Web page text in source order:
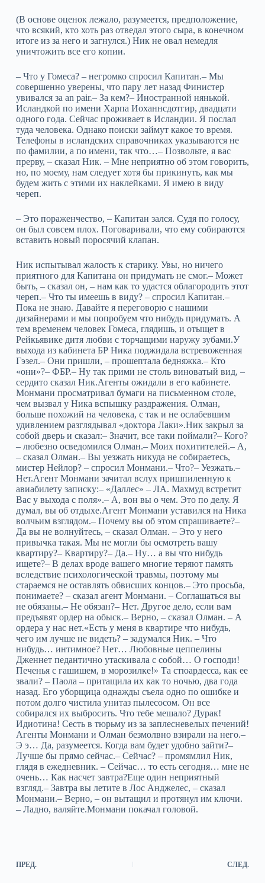
(В основе оценок лежало, разумеется, предположение,
что всякий, кто хоть раз отведал этого сыра, в конечном
итоге из за него и загнулся.) Ник не овал немедля
уничтожить все его копии.
– Что у Гомеса? – негромко спросил Капитан.– Мы
совершенно уверены, что пару лет назад Финистер
увивался за an pair.– За кем?– Иностранной нянькой.
Исландкой по имени Харпа Иоханнсдотгир, двадцати
одного года. Сейчас проживает в Исландии. Я послал
туда человека. Однако поиски займут какое то время.
Телефоны в исландских справочниках указываются не
по фамилии, а по имени, так что…– Позвольте, я вас
прерву, – сказал Ник. – Мне неприятно об этом говорить,
но, по моему, нам следует хотя бы прикинуть, как мы
будем жить с этими их наклейками. Я имею в виду
череп.
– Это пораженчество, – Капитан зался. Судя по голосу,
он был совсем плох. Поговаривали, что ему собираются
вставить новый поросячий клапан.
Ник испытывал жалость к старику. Увы, но ничего
приятного для Капитана он придумать не смог.– Может
быть, – сказал он, – нам как то удастся облагородить этот
череп.– Что ты имеешь в виду? – спросил Капитан.–
Пока не знаю. Давайте я переговорю с нашими
дизайнерами и мы попробуем что нибудь придумать. А
тем временем человек Гомеса, глядишь, и отыщет в
Рейкьявике дитя любви с торчащими наружу зубами.У
выхода из кабинета БР Ника поджидала встревоженная
Гэзел.– Они пришли, – прошептала бедняжка.– Кто
«они»?– ФБР.– Ну так прими не столь виноватый вид, –
сердито сказал Ник.Агенты ожидали в его кабинете.
Монмани просматривал бумаги на письменном столе,
чем вызвал у Ника вспышку раздражения. Олман,
больше похожий на человека, с так и не ослабевшим
удивлением разглядывал «доктора Лаки».Ник закрыл за
собой дверь и сказал:– Значит, все таки поймали?– Кого?
– любезно осведомился Олман.– Моих похитителей.– А,
– сказал Олман.– Вы уезжать никуда не собираетесь,
мистер Нейлор? – спросил Монмани.– Что?– Уезжать.–
Нет.Агент Монмани зачитал вслух пришпиленную к
авиабилету записку:– «Даллес» – ЛА. Махмуд встретит
Вас у выхода с поля».– А, вон вы о чем. Это по делу. Я
думал, вы об отдыхе.Агент Монмани уставился на Ника
волчьим взглядом.– Почему вы об этом спрашиваете?–
Да вы не волнуйтесь, – сказал Олман. – Это у него
привычка такая. Мы не могли бы осмотреть вашу
квартиру?– Квартиру?– Да.– Ну… а вы что нибудь
ищете?– В делах вроде вашего многие теряют память
вследствие психологической травмы, поэтому мы
стараемся не оставлять обвисших концов.– Это просьба,
понимаете? – сказал агент Монмани. – Соглашаться вы
не обязаны.– Не обязан?– Нет. Другое дело, если вам
предъявят ордер на обыск.– Верно, – сказал Олман. – А
ордера у нас нет.«Есть у меня в квартире что нибудь,
чего им лучше не видеть? – задумался Ник. – Что
нибудь… интимное? Нет… Любовные цеппелины
Дженнет педантично утаскивала с собой… О господи!
Печенья с гашишем, в морозилке!» Та стюардесса, как ее
звали? – Паола – притащила их как то ночью, два года
назад. Его уборщица однажды съела одно по ошибке и
потом долго чистила унитаз пылесосом. Он все
собирался их выбросить. Что тебе мешало? Дурак!
Идиотина! Сесть в тюрьму из за заплесневелых печений!
Агенты Монмани и Олман безмолвно взирали на него.–
Э э… Да, разумеется. Когда вам будет удобно зайти?–
Лучше бы прямо сейчас.– Сейчас? – промямлил Ник,
глядя в ежедневник. – Сейчас… то есть сегодня… мне не
очень… Как насчет завтра?Еще один неприятный
взгляд.– Завтра вы летите в Лос Анджелес, – сказал
Монмани.– Верно, – он вытащил и протянул им ключи.
– Ладно, валяйте.Монмани покачал головой.
ПРЕД. СЛЕД.